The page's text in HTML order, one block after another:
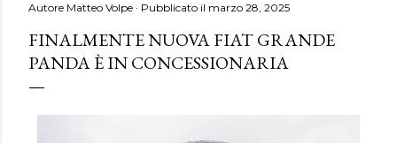
Autore Matteo Volpe Pubblicato il marzo 28, 2025
FINALMENTE NUOVA FIAT GRANDE
PANDA È IN CONCESSIONARIA